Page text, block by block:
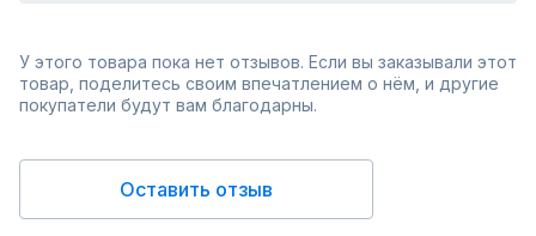
У этого товара пока нет отзывов. Если вы заказывали этот
товар, поделитесь своим впечатлением о нём, и другие
покупатели будут вам благодарны.
Оставить отзыв